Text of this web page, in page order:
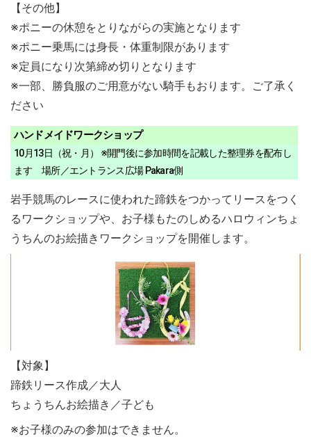
【その他】
※ポニーの休憩をとりながらの実施となります
※ポニー乗馬には身長・体重制限があります
※定員になり次第締め切りとなります
※一部、勝負服のご用意がない騎手もおります。ご了承く
ださい
ハンドメイドワークショップ
10月13日（祝・月） ※開門後に参加時間を記載した整理券を配布し
ます 場所／エントランス広場 Pakara側
岩手競馬のレースに使われた蹄鉄をつかってリースをつく
るワークショップや、お子様もたのしめるハロウィンちょ
うちんのお絵描きワークショップを開催します。
【対象】
蹄鉄リース作成／大人
ちょうちんお絵描き／子ども
※お子様のみの参加はできません。